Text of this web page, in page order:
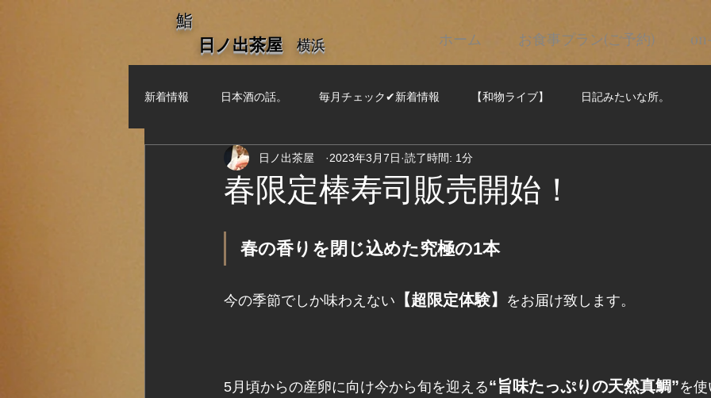
​日ノ出茶屋 ホーム お食事プラン(ご予約)
​鮨
​横浜
新着情報 日本酒の話。 毎月チェック✔新着情報 【和物ライブ】 日記みたいな所。
春限定棒寿司販売開始！
日ノ出茶屋 2023年3月7日 読了時間: 1分
春の香りを閉じ込めた究極の1本
今の季節でしか味わえない 【超限定体験】 をお届け致します。
5月頃からの産卵に向け今から旬を迎える“旨味たっぷりの天然真鯛”を